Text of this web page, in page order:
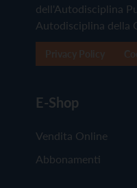
dell'Autodisciplina
Autodisciplina della
E-Shop
Vendita Online
Abbonamenti